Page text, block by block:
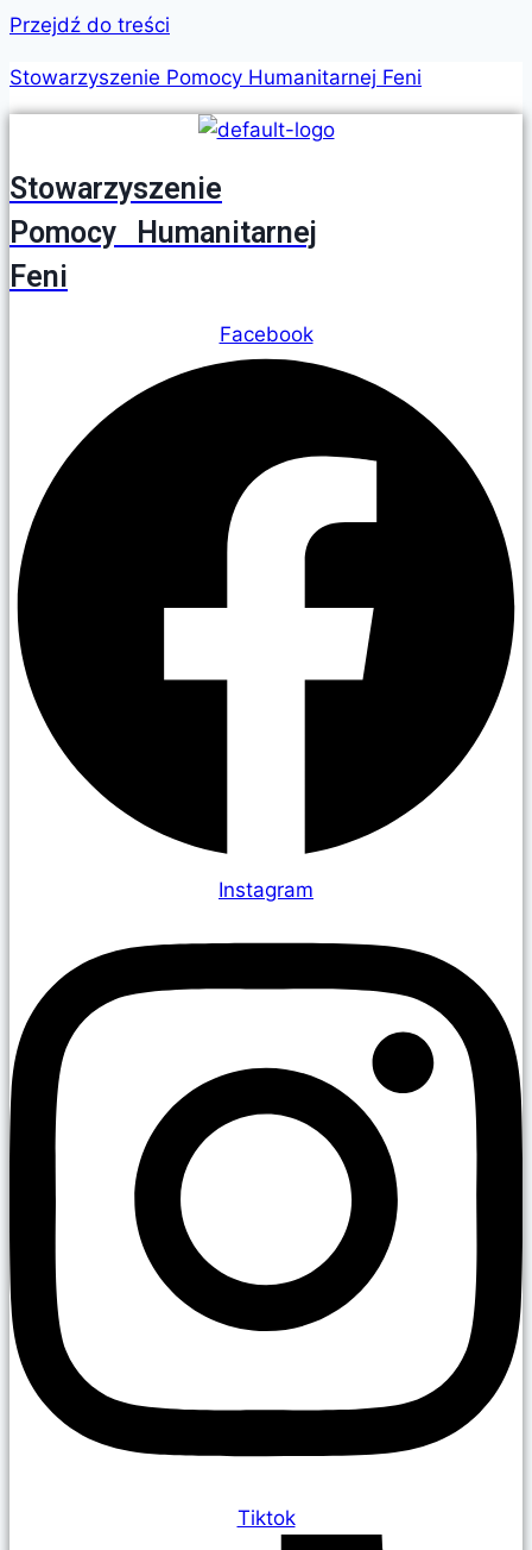
Przejdź do treści
Stowarzyszenie Pomocy Humanitarnej Feni
Stowarzyszenie
Pomocy Humanitarnej
Feni
Facebook
Instagram
Tiktok